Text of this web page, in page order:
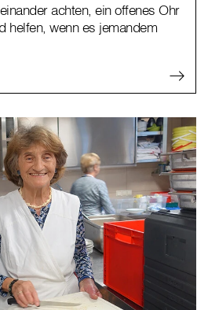
achten, ein offenes Ohr
helfen, wenn es jemandem